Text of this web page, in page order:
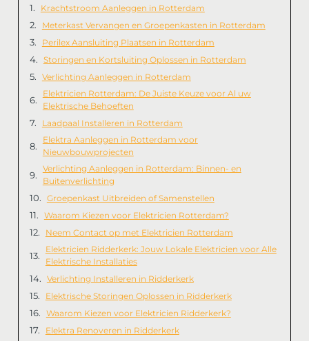
Krachtstroom Aanleggen in Rotterdam
Meterkast Vervangen en Groepenkasten in Rotterdam
Perilex Aansluiting Plaatsen in Rotterdam
Storingen en Kortsluiting Oplossen in Rotterdam
Verlichting Aanleggen in Rotterdam
Elektricien Rotterdam: De Juiste Keuze voor Al uw
Elektrische Behoeften
Laadpaal Installeren in Rotterdam
Elektra Aanleggen in Rotterdam voor
Nieuwbouwprojecten
Verlichting Aanleggen in Rotterdam: Binnen- en
Buitenverlichting
Groepenkast Uitbreiden of Samenstellen
Waarom Kiezen voor Elektricien Rotterdam?
Neem Contact op met Elektricien Rotterdam
Elektricien Ridderkerk: Jouw Lokale Elektricien voor Alle
Elektrische Installaties
Verlichting Installeren in Ridderkerk
Elektrische Storingen Oplossen in Ridderkerk
Waarom Kiezen voor Elektricien Ridderkerk?
Elektra Renoveren in Ridderkerk